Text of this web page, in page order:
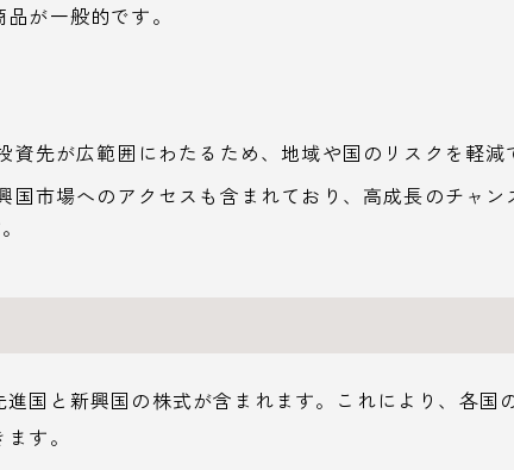
が一般的です。
資先が広範囲にわたるため、地域や国のリスクを軽減
国市場へのアクセスも含まれており、高成長のチャン
国と新興国の株式が含まれます。これにより、各国
す。